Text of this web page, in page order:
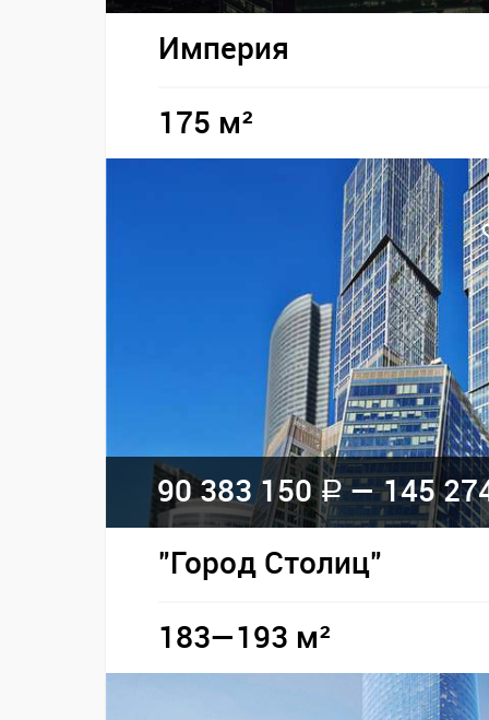
Империя
175 м²
90 383 150a— 145
"Город Столиц"
183—193 м²